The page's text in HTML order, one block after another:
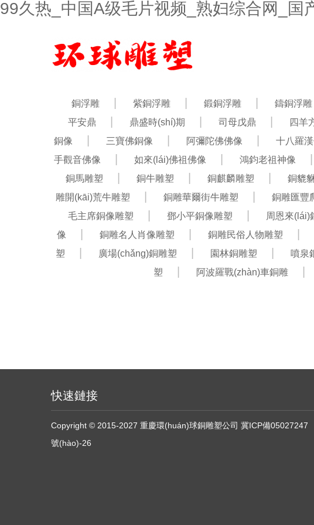
99久热_中国A级毛片视频_熟妇综合网_国
銅浮雕 紫銅浮雕 鍛銅浮雕 鑄銅浮雕
平安鼎
鼎盛時(shí)期 司母戊鼎 四羊
銅像
三寶佛銅像 阿彌陀佛佛像 十八羅
手觀音佛像
如來(lái)佛祖佛像 鴻鈞老祖神像
銅馬雕塑
銅牛雕塑 銅麒麟雕塑 銅貔
雕開(kāi)荒牛雕塑
銅雕華爾街牛雕塑 銅雕匯豐
毛主席銅像雕塑
鄧小平銅像雕塑 周恩來(lái)
像
銅雕名人肖像雕塑 銅雕民俗人物雕塑
塑
廣場(chǎng)銅雕塑 園林銅雕塑 噴泉
塑
阿波羅戰(zhàn)車銅雕
快速鏈接
Copyright © 2015-2027 重慶環(huán)球銅雕塑公司 冀ICP備05027247
號(hào)-26